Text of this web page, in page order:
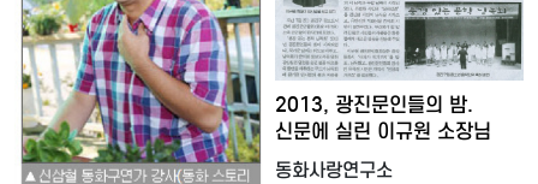
2013, 광진문인들의 밤.
신문에 실린 이규원 소장님
동화사랑연구소